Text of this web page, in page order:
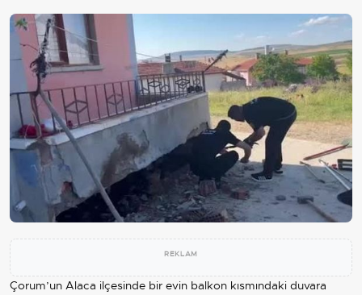
REKLAM
Çorum’un Alaca ilçesinde bir evin balkon kısmındaki duvara